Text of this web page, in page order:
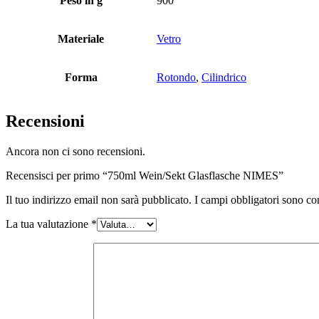
Bottiglie(519)
Contenitore(21)
Cosmetici(292)
Materiale Vetro
Forma Rotondo, Cilindrico
Recensioni
Ancora non ci sono recensioni.
Recensisci per primo “750ml Wein/Sekt Glasflasche NIMES”
Il tuo indirizzo email non sarà pubblicato. I campi obbligatori sono
La tua valutazione *